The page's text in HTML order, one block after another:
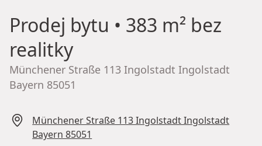
Prodej bytu • 383 m² bez
realitky
Münchener Straße 113 Ingolstadt Ingolstadt
Bayern 85051
Münchener Straße 113 Ingolstadt Ingolstadt
Bayern 85051